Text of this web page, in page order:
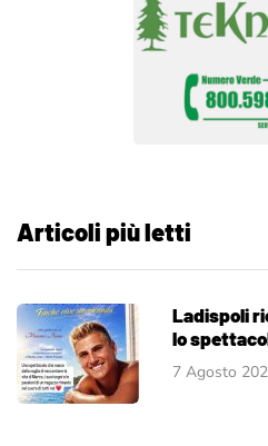
Articoli più letti
Ladispoli
lo
7 Agosto